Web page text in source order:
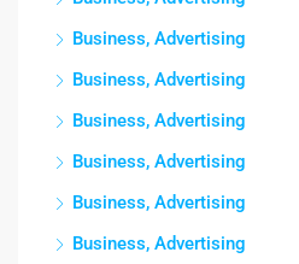
Business, Advertising
Business, Advertising
Business, Advertising
Business, Advertising
Business, Advertising
Business, Advertising